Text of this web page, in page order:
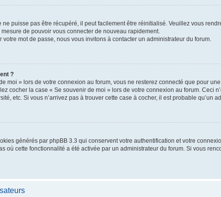
puisse pas être récupéré, il peut facilement être réinitialisé. Veuillez vous
de pouvoir vous connecter de nouveau rapidement.
mot de passe, nous vous invitons à contacter un administrateur du forum.
?
moi » lors de votre connexion au forum, vous ne resterez connecté que pour
cocher la case « Se souvenir de moi » lors de votre connexion au forum. Ceci
etc. Si vous n’arrivez pas à trouver cette case à cocher, il est probable qu’un
générés par phpBB 3.3 qui conservent votre authentification et votre
où cette fonctionnalité a été activée par un administrateur du forum. Si vous